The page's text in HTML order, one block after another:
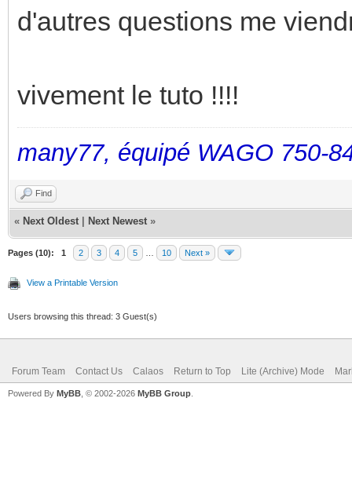
d'autres questions me
vivement le tuto !!!!
many77, équipé WAGO 750-
Find
« Next Oldest Next Newest »
Pages (10): 1 2 3 4 5 10 Next »
View a Printable Version
Users browsing this thread: 3 Guest(s)
Forum Team Contact Us Calaos Return to Top Lite (Archive) Mode
Powered By MyBB , © 2002-2026 MyBB Group